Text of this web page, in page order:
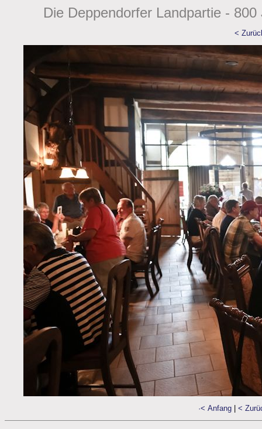
Die Deppendorfer Landpartie -
<
·< Anfang| <